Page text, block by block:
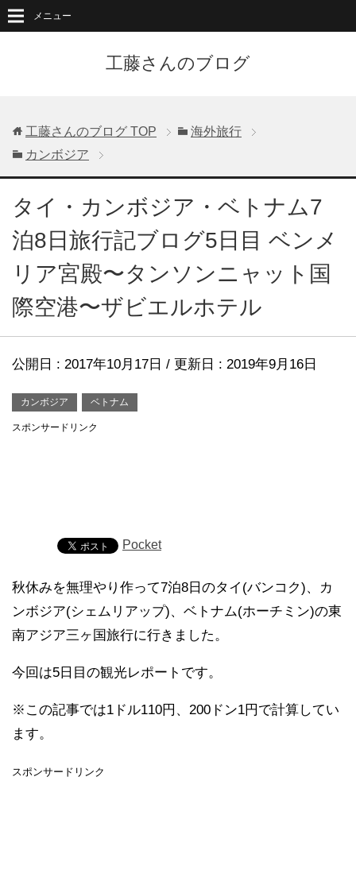
工藤さんのブログ
メニュー
工藤さんのブログ TOP
海外旅行
カンボジア
タイ・カンボジア・ベトナム7
泊8日旅行記ブログ5日目 ベンメ
リア宮殿〜タンソンニャット国
際空港〜ザビエルホテル
公開日 : 2017年10月17日 / 更新日 : 2019年9月16日
カンボジア ベトナム
スポンサードリンク
Pocket
秋休みを無理やり作って7泊8日のタイ(バンコク)、カ
ンボジア(シェムリアップ)、ベトナム(ホーチミン)の東
南アジア三ヶ国旅行に行きました。
今回は5日目の観光レポートです。
※この記事では1ドル110円、200ドン1円で計算してい
ます。
スポンサードリンク